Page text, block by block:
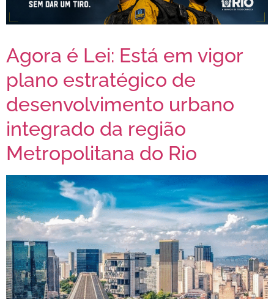
Agora é Lei: Está em vigor
plano estratégico de
desenvolvimento urbano
integrado da região
Metropolitana do Rio